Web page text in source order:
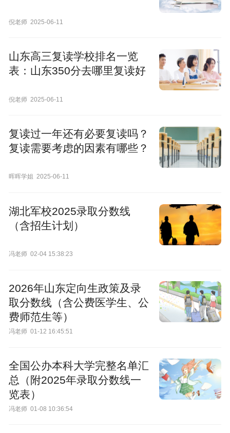
倪老师 2025-06-11
山东高三复读学校排名一览
表：山东350分去哪里复读好
倪老师 2025-06-11
复读过一年还有必要复读吗？
复读需要考虑的因素有哪些？
晖晖学姐 2025-06-11
湖北军校2025录取分数线
（含招生计划）
冯老师 02-04 15:38:23
2026年山东定向生政策及录
取分数线（含公费医学生、公
费师范生等）
冯老师 01-12 16:45:51
全国公办本科大学完整名单汇
总（附2025年录取分数线一
览表）
冯老师 01-08 10:36:54